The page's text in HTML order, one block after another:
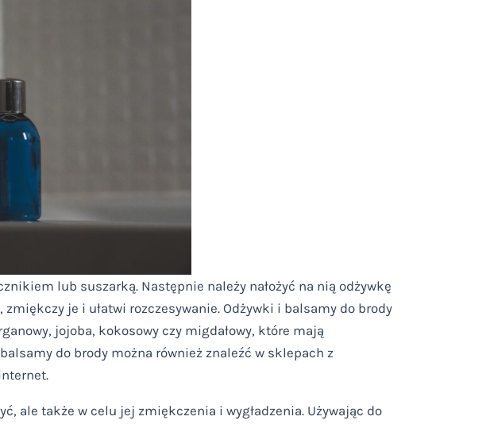
lub suszarką. Następnie należy nałożyć na nią odżywkę
je i ułatwi rozczesywanie. Odżywki i balsamy do brody
jojoba, kokosowy czy migdałowy, które mają
do brody można również znaleźć w sklepach z
ale także w celu jej zmiękczenia i wygładzenia. Używając do